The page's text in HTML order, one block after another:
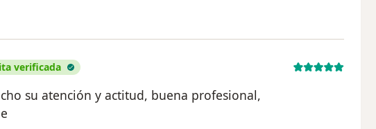
verificada
su atención y actitud, buena profesional,